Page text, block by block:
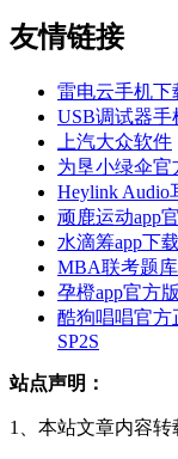
友情链接
雷电云手机下
USB调试器手
上汽大众软件
为垦小绿伞官
Heylink Audio
顽鹿运动app
水滴筹app下
MBA联考题
孕橙app官方
酷狗唱唱官方
SP2S
站点声明：
1、本站文章内容转